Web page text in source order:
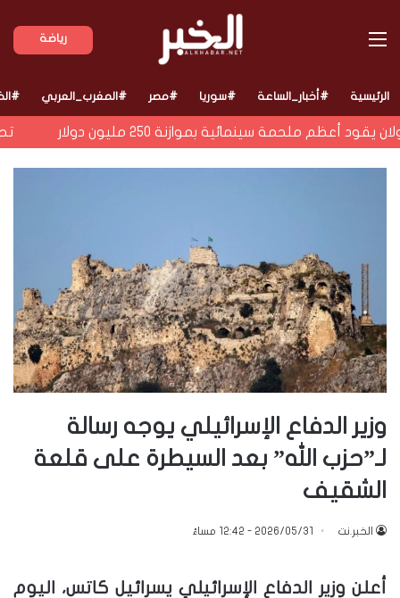
رياضة القائمة
الرئيسية #أخبار_الساعة #سوريا #مصر #المغرب_العربي
ملحمة سينمائية بموازنة 250 مليون دولار
وزير الدفاع الإسرائيلي يوجه رسالة
لـ”حزب الله” بعد السيطرة على قلعة
الشقيف
الخبر.نت 2026/05/31 - 12:42 مساءً
أعلن وزير الدفاع الإسرائيلي يسرائيل كاتس، اليوم